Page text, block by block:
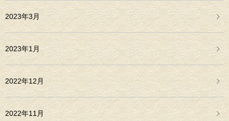
2023年3月
2023年1月
2022年12月
2022年11月